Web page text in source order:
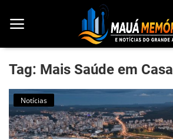
Início
Dorama
Tag: Mais Saúde em Casa
Notícias